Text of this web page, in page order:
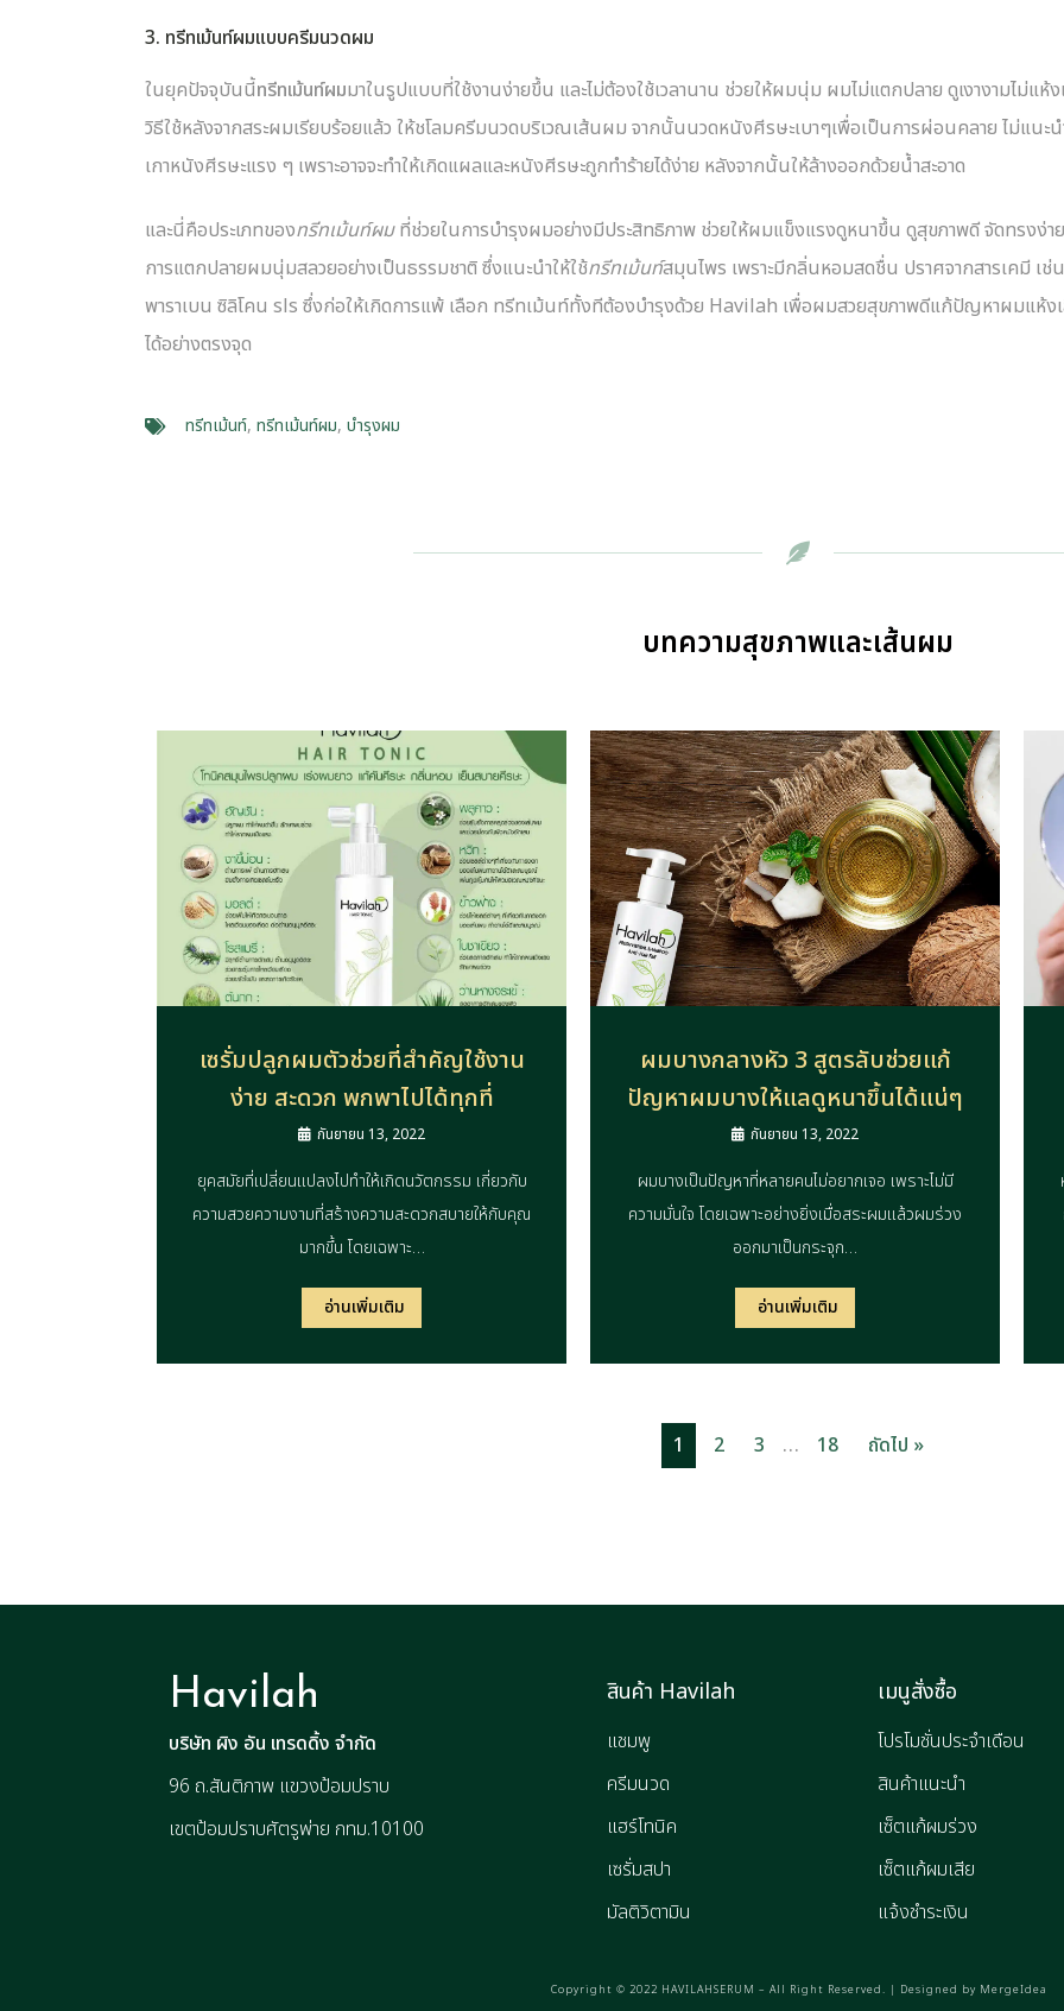
3. ทรีทเม้นท์ผมแบบครีมนวดผม
ในยุคปัจจุบันนี้ทรีทเม้นท์ผมมาในรูปแบบที่ใช้งานง่ายขึ้น และไม่ต้องใช้เวลานาน ช่วยให้ผมนุ่ม ผมไม่แตกปลาย ดูเงางามไม่แห้ง
วิธีใช้หลังจากสระผมเรียบร้อยแล้ว ให้ชโลมครีมนวดบริเวณเส้นผม จากนั้นนวดหนังศีรษะเบาๆเพื่อเป็นการผ่อนคลาย ไม่แนะน
เกาหนังศีรษะแรง ๆ เพราะอาจจะทำให้เกิดแผลและหนังศีรษะถูกทำร้ายได้ง่าย หลังจากนั้นให้ล้างออกด้วยน้ำสะอาด
และนี่คือประเภทของทรีทเม้นท์ผมที่ช่วยในการบำรุงผมอย่างมีประสิทธิภาพ ช่วยให้ผมแข็งแรงดูหนาขึ้น ดูสุขภาพดี จัดทรงง่า
การแตกปลายผมนุ่มสลวยอย่างเป็นธรรมชาติ ซึ่งแนะนำให้ใช้ทรีทเม้นท์สมุนไพร เพราะมีกลิ่นหอมสดชื่น ปราศจากสารเคมี เช่น
พาราเบน ซิลิโคน sls ซึ่งก่อให้เกิดการแพ้ เลือก ทรีทเม้นท์ทั้งทีต้องบำรุงด้วย Havilah เพื่อผมสวยสุขภาพดีแก้ปัญหาผมแห้ง
ได้อย่างตรงจุด
ทรีทเม้นท์, ทรีทเม้นท์ผม, บำรุงผม
บทความสุขภาพและเส้นผม
เซรั่มปลูกผมตัวช่วยที่สำคัญใช้งาน
ง่าย สะดวก พกพาไปได้ทุกที่
กันยายน 13, 2022
ยุคสมัยที่เปลี่ยนแปลงไปทำให้เกิดนวัตกรรม เกี่ยวกับ
ความสวยความงามที่สร้างความสะดวกสบายให้กับคุณ
มากขึ้น โดยเฉพาะ…
อ่านเพิ่มเติม
ผมบางกลางหัว 3 สูตรลับช่วยแก้
ปัญหาผมบางให้แลดูหนาขึ้นได้แน่ๆ
กันยายน 13, 2022
ผมบางเป็นปัญหาที่หลายคนไม่อยากเจอ เพราะไม่มี
ความมั่นใจ โดยเฉพาะอย่างยิ่งเมื่อสระผมแล้วผมร่วง
ออกมาเป็นกระจุก…
อ่านเพิ่มเติม
1 2 3 … 18 ถัดไป »
Havilah
บริษัท ผิง อัน เทรดดิ้ง จำกัด
96 ถ.สันติภาพ แขวงป้อมปราบ
เขตป้อมปราบศัตรูพ่าย กทม.10100
สินค้า Havilah
แชมพู
ครีมนวด
แฮร์โทนิค
เซรั่มสปา
มัลติวิตามิน
เมนูสั่งซื้อ
โปรโมชั่นประจำเดือน
สินค้าแนะนำ
เซ็ตแก้ผมร่วง
เซ็ตแก้ผมเสีย
แจ้งชำระเงิน
Copyright © 2022 HAVILAHSERUM – All Right Reserved. | Designed by MergeIdea